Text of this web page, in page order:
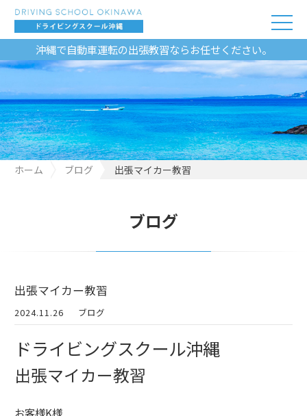
沖縄で自動車運転の出張教習ならお任せください。
ホーム ブログ 出張マイカー教習
ブログ
出張マイカー教習
2024.11.26 ブログ
ドライビングスクール沖縄
出張マイカー教習
お客様K様